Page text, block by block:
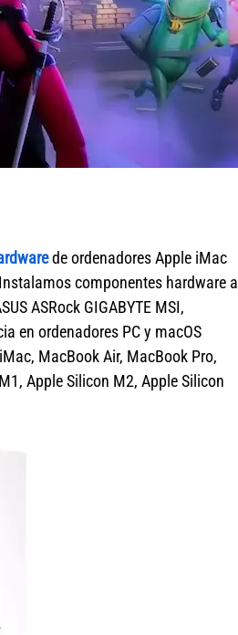
de ordenadores Apple iMac
componentes hardware a
ASRock GIGABYTE MSI,
en ordenadores PC y macOS
MacBook Air, MacBook Pro,
Apple Silicon M2, Apple Silicon